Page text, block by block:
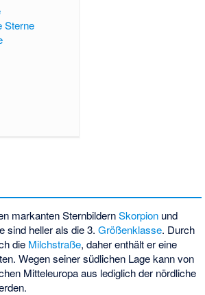
Sterne
markanten SternbildernSkorpion und
sind heller als die 3.Größenklasse. Durch
die Milchstraße, daher enthält er eine
Wegen seiner südlichen Lage kann von
Mitteleuropa aus lediglich der nördliche